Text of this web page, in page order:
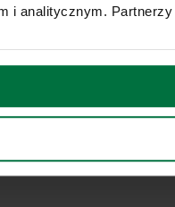
i analitycznym.